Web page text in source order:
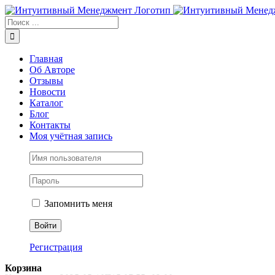
Skip
to
content
Результат
поиска:
Главная
Об Авторе
Отзывы
Новости
Каталог
Блог
Контакты
Моя учётная запись
Запомнить меня
Регистрация
Корзина